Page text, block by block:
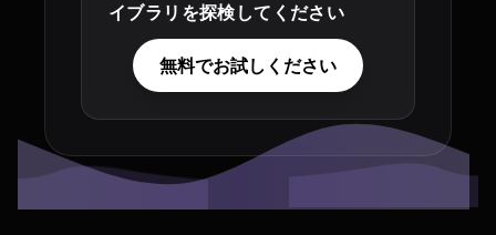
イブラリを探検してください
無料でお試しください